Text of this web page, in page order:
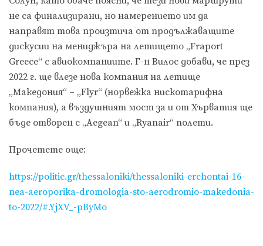
не са финализирани, но намерението им да
направят това произтича от продължаващите
дискусии на мениджъра на летището „Fraport
Greece“ с авиокомпаниите. Г-н Вилос добави, че през
2022 г. ще влезе нова компания на летище
„Македония“ – „Flyr“ (норвежка нискотарифна
компания), а въздушният мост за и от Хърватия ще
бъде отворен с „Aegean“ и „Ryanair“ полети.
Прочетете още:
https://politic.gr/thessaloniki/thessaloniki-erchontai-16-
nea-aeroporika-dromologia-sto-aerodromio-makedonia-
to-2022/#.YjXV_-pByMo